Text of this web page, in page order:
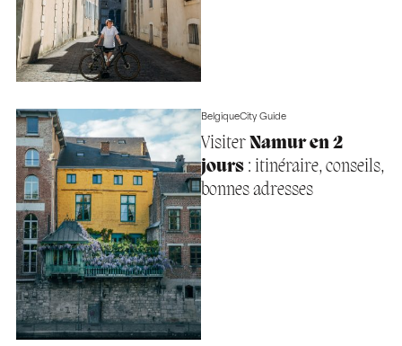
BelgiqueCity Guide
Visiter Namur en 2
jours: itinéraire, conseils,
bonnes adresses